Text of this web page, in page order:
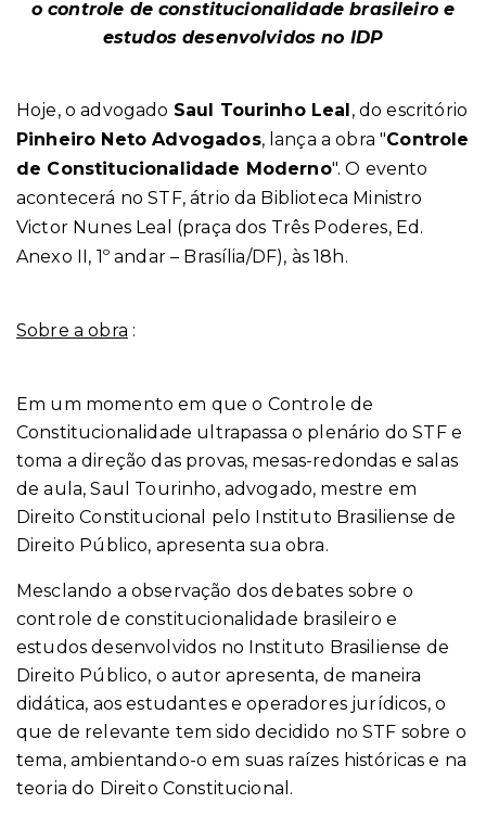
o controle de constitucionalidade brasileiro e
estudos desenvolvidos no IDP
Hoje, o advogado Saul Tourinho Leal, do escritório
Pinheiro Neto Advogados, lança a obra "Controle
de Constitucionalidade Moderno". O evento
acontecerá no STF, átrio da Biblioteca Ministro
Victor Nunes Leal (praça dos Três Poderes, Ed.
Anexo II, 1º andar – Brasília/DF), às 18h.
Sobre a obra :
Em um momento em que o Controle de
Constitucionalidade ultrapassa o plenário do STF e
toma a direção das provas, mesas-redondas e salas
de aula, Saul Tourinho,advogado, mestre em
Direito Constitucional pelo Instituto Brasiliense de
Direito Público, apresenta sua obra.
Mesclando a observação dos debates sobre o
controle de constitucionalidade brasileiro e
estudos desenvolvidos no Instituto Brasiliense de
Direito Público, o autor apresenta, de maneira
didática, aos estudantes e operadores jurídicos, o
que de relevante tem sido decidido no STF sobre o
tema, ambientando-o em suas raízes históricas e na
teoria do Direito Constitucional.